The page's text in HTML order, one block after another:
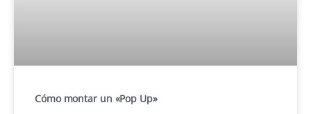
Cómo montar un «Pop Up»